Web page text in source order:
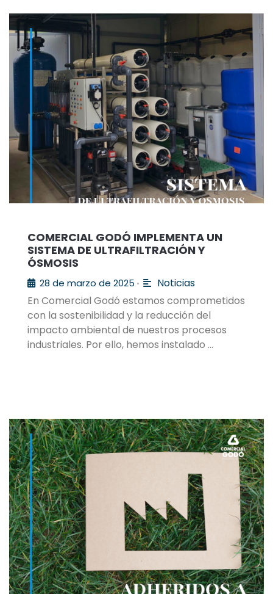
COMERCIAL GODÓ IMPLEMENTA UN
SISTEMA DE ULTRAFILTRACIÓN Y
ÓSMOSIS
28 de marzo de 2025 •
Noticias
En Comercial Godó estamos comprometidos
con la sostenibilidad y la reducción del
impacto ambiental de nuestros procesos
industriales. Por ello, hemos instalado …